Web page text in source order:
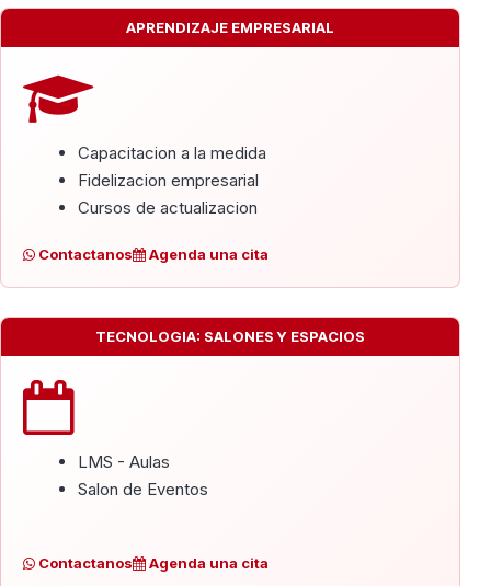
APRENDIZAJE EMPRESARIAL
Capacitacion a la medida
Fidelizacion empresarial
Cursos de actualizacion
Contactanos Agenda una cita
TECNOLOGIA: SALONES Y ESPACIOS
LMS - Aulas
Salon de Eventos
Contactanos Agenda una cita